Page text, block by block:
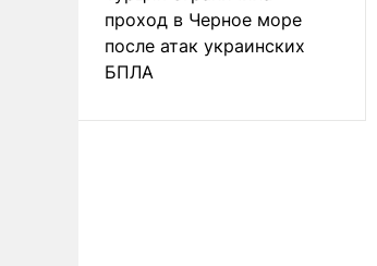
проход в Черное море
после атак украинских
БПЛА